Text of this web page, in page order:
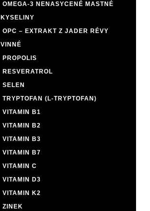
OMEGA-3 NENASYCENÉ MASTNÉ
KYSELINY
OPC – EXTRAKT Z JADER RÉVY
VINNÉ
PROPOLIS
RESVERATROL
SELEN
TRYPTOFAN (L-TRYPTOFAN)
VITAMIN B1
VITAMIN B2
VITAMIN B3
VITAMIN B7
VITAMIN C
VITAMIN D3
VITAMIN K2
ZINEK